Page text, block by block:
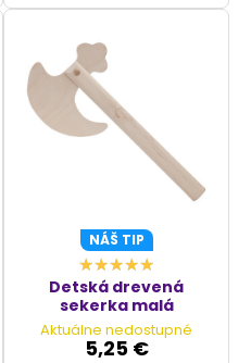
NÁŠ TIP
Detská drevená
sekerka malá
Aktuálne nedostupné
5,25 €